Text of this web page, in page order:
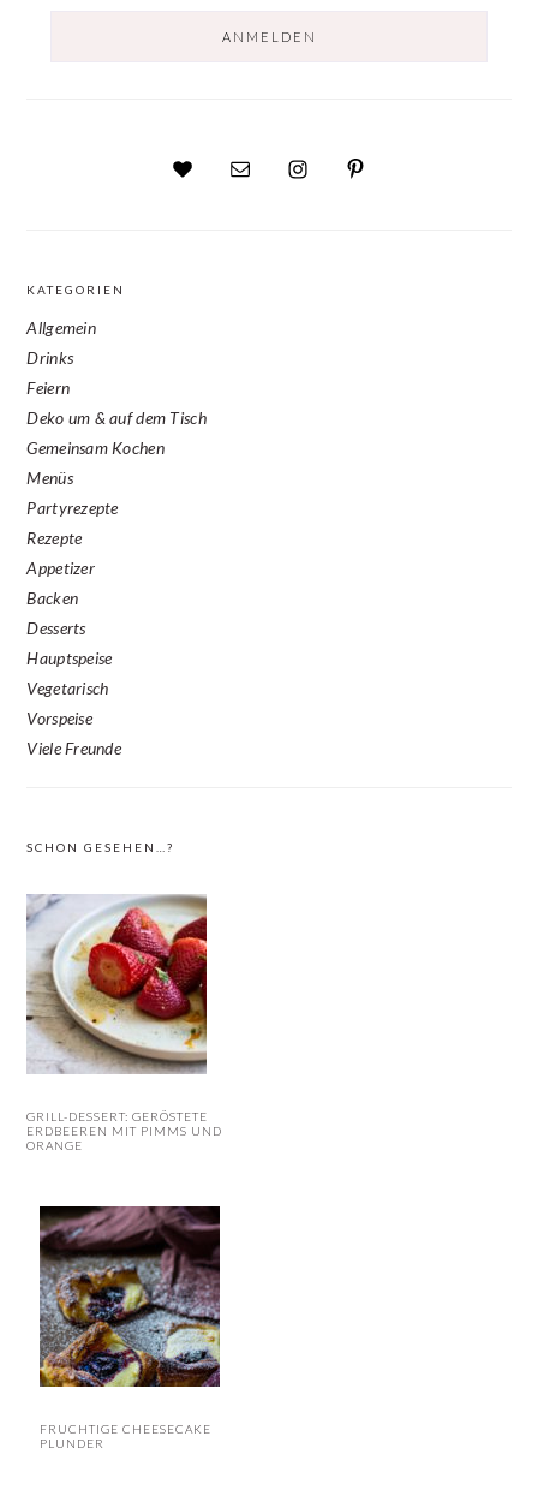
KATEGORIEN
Allgemein
Drinks
Feiern
Deko um & auf dem Tisch
Gemeinsam Kochen
Menüs
Partyrezepte
Rezepte
Appetizer
Backen
Desserts
Hauptspeise
Vegetarisch
Vorspeise
Viele Freunde
SCHON GESEHEN…?
GRILL-DESSERT: GERÖSTETE
ERDBEEREN MIT PIMMS UND
ORANGE
FRUCHTIGE CHEESECAKE
PLUNDER